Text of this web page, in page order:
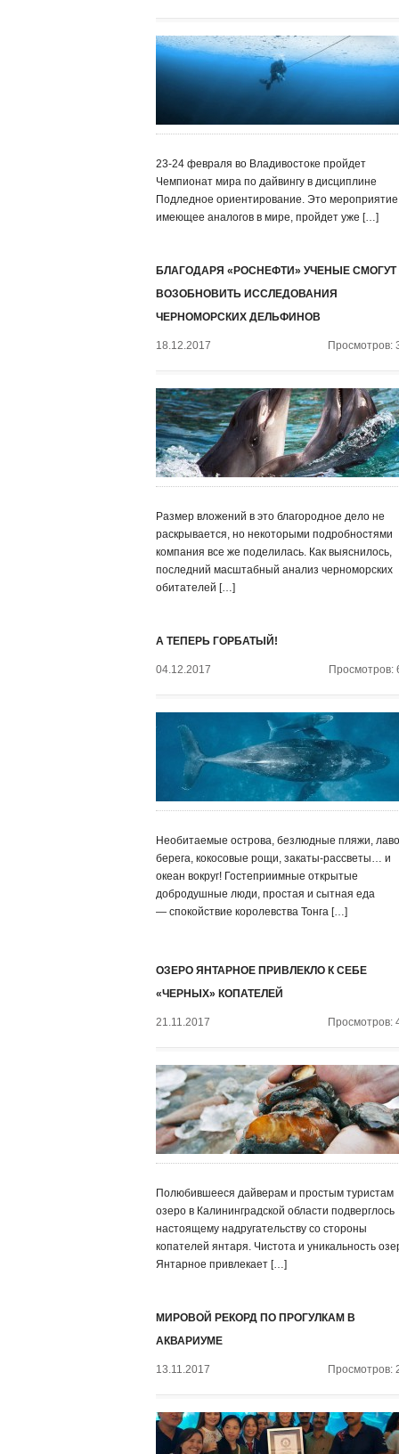
23-24 февраля во Владивостоке пройдет
Чемпионат мира по дайвингу в дисциплине
Подледное ориентирование. Это
имеющее аналогов в мире, пройдет уже […]
БЛАГОДАРЯ «РОСНЕФТИ» УЧЕНЫЕ СМОГУТ
ВОЗОБНОВИТЬ ИССЛЕДОВАНИЯ
ЧЕРНОМОРСКИХ ДЕЛЬФИНОВ
18.12.2017 Просмотров:
Размер вложений в это благородное дело не
раскрывается, но некоторыми подробностями
компания все же поделилась. Как выяснилось,
последний масштабный анализ черноморских
обитателей […]
А ТЕПЕРЬ ГОРБАТЫЙ!
04.12.2017 Просмотров:
Необитаемые острова, безлюдные пляжи,
берега, кокосовые рощи, закаты-рассветы… и
океан вокруг! Гостеприимные открытые
добродушные люди, простая и сытная еда
— спокойствие королевства Тонга […]
ОЗЕРО ЯНТАРНОЕ ПРИВЛЕКЛО К СЕБЕ
«ЧЕРНЫХ» КОПАТЕЛЕЙ
21.11.2017 Просмотров:
Полюбившееся дайверам и простым туристам
озеро в Калининградской области подверглось
настоящему надругательству со стороны
копателей янтаря. Чистота и уникальность
Янтарное привлекает […]
МИРОВОЙ РЕКОРД ПО ПРОГУЛКАМ В
АКВАРИУМЕ
13.11.2017 Просмотров: